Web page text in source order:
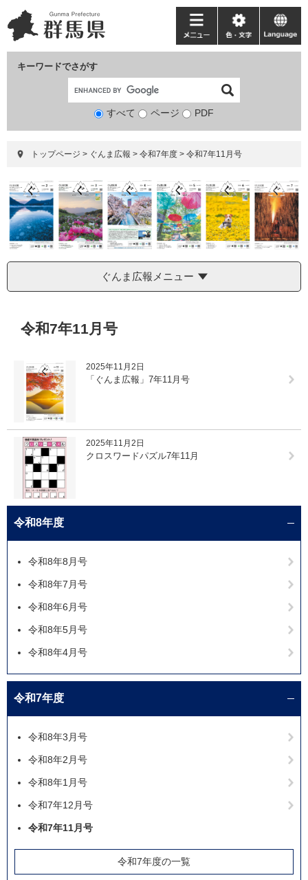
ー
ジ
ニ
ュ
て
キーワードでさがす
検
象
すべて ページ PDF
メ
ニ
ー
色・
文
language
トップページ > ぐんま広報 > 令和7年度 > 令和7年11月号
ぐんま広報メニュー
令和7年11月号
2025年11月2日
「ぐんま広報」7年11月号
2025年11月2日
クロスワードパズル7年11月
令和8年度
令和8年8月号
令和8年7月号
令和8年6月号
令和8年5月号
令和8年4月号
令和7年度
令和8年3月号
令和8年2月号
令和8年1月号
令和7年12月号
令和7年11月号
令和7年度の一覧